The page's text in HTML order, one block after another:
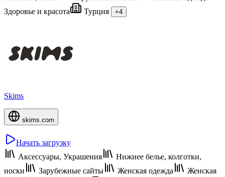
Здоровье и красота
Турция +4
Skims
skims.com
Начать загрузку
Аксессуары, Украшения
Нижнее белье, колготки,
носки
Зарубежные сайты Женская одежда
Женская